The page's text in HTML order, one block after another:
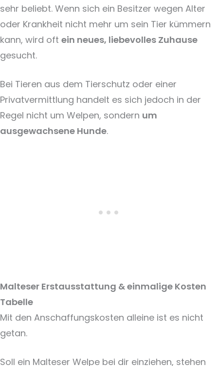
sehr beliebt. Wenn sich ein Besitzer wegen Alter
oder Krankheit nicht mehr um sein Tier kümmern
kann, wird oft ein neues, liebevolles Zuhause
gesucht.
Bei Tieren aus dem Tierschutz oder einer
Privatvermittlung handelt es sich jedoch in der
Regel nicht um Welpen, sondern um
ausgewachsene Hunde.
Malteser Erstausstattung & einmalige Kosten
Tabelle
Mit den Anschaffungskosten alleine ist es nicht
getan.
Soll ein Malteser Welpe bei dir einziehen, stehen